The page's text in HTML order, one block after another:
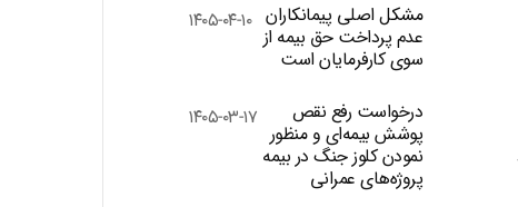
مشکل اصلی پیمانکاران
عدم پرداخت حق بیمه از
سوی کارفرمایان است
۱۴۰۵-۰۴-۱۰
درخواست رفع نقص
پوشش بیمه‌ای و منظور
نمودن کلوز جنگ در بیمه
پروژه‌های عمرانی
۱۴۰۵-۰۳-۱۷